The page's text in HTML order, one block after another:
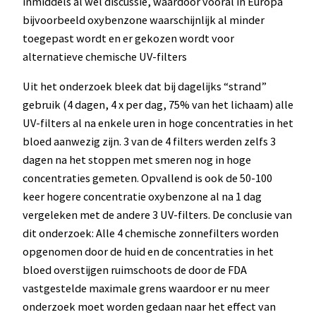
bijvoorbeeld oxybenzone waarschijnlijk al minder
toegepast wordt en er gekozen wordt voor
alternatieve chemische UV-filters
Uit het onderzoek bleek dat bij dagelijks “strand”
gebruik (4 dagen, 4 x per dag, 75% van het lichaam) alle
UV-filters al na enkele uren in hoge concentraties in het
bloed aanwezig zijn. 3 van de 4 filters werden zelfs 3
dagen na het stoppen met smeren nog in hoge
concentraties gemeten. Opvallend is ook de 50-100
keer hogere concentratie oxybenzone al na 1 dag
vergeleken met de andere 3 UV-filters. De conclusie van
dit onderzoek: Alle 4 chemische zonnefilters worden
opgenomen door de huid en de concentraties in het
bloed overstijgen ruimschoots de door de FDA
vastgestelde maximale grens waardoor er nu meer
onderzoek moet worden gedaan naar het effect van